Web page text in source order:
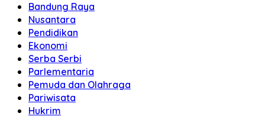
Bandung Raya
Nusantara
Pendidikan
Ekonomi
Serba Serbi
Parlementaria
Pemuda dan Olahraga
Pariwisata
Hukrim